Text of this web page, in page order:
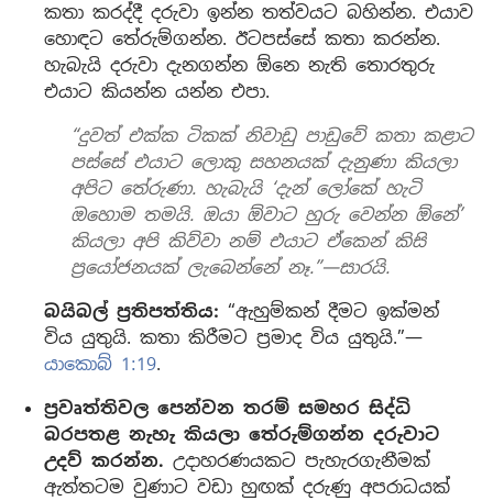
කතා කරද්දී දරුවා ඉන්න තත්වයට බහින්න. එයාව
හොඳට තේරුම්ගන්න. ඊටපස්සේ කතා කරන්න.
හැබැයි දරුවා දැනගන්න ඕනෙ නැති තොරතුරු
එයාට කියන්න යන්න එපා.
“දුවත් එක්ක ටිකක් නිවාඩු පාඩුවේ කතා කළාට
පස්සේ එයාට ලොකු සහනයක් දැනුණා කියලා
අපිට තේරුණා. හැබැයි ‘දැන් ලෝකේ හැටි
ඔහොම තමයි. ඔයා ඕවාට හුරු වෙන්න ඕනේ’
කියලා අපි කිව්වා නම් එයාට ඒකෙන් කිසි
ප්‍රයෝජනයක් ලැබෙන්නේ නෑ.”—සාරයි.
බයිබල් ප්‍රතිපත්තිය: “ඇහුම්කන් දීමට ඉක්මන්
විය යුතුයි. කතා කිරීමට ප්‍රමාද විය යුතුයි.”—
යාකොබ් 1:19.
ප්‍රවෘත්තිවල පෙන්වන තරම් සමහර සිද්ධි
බරපතළ නැහැ කියලා තේරුම්ගන්න දරුවාට
උදව් කරන්න. උදාහරණයකට පැහැරගැනීමක්
ඇත්තටම වුණාට වඩා හුඟක් දරුණු අපරාධයක්